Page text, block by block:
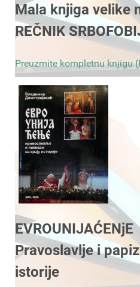
Mala knjiga velike
REČNIK
Preuzmite kompletnu knjigu
EVROUNIJAĆENjE
Pravoslavlje i
istorije